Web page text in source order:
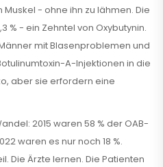
- ohne ihn zu lähmen. Die
% - ein Zehntel von Oxybutynin.
mit Blasenproblemen und
A-Injektionen in die
aber sie erfordern eine
2015 waren 58 % der OAB-
waren es nur noch 18 %.
Die Ärzte lernen. Die Patienten